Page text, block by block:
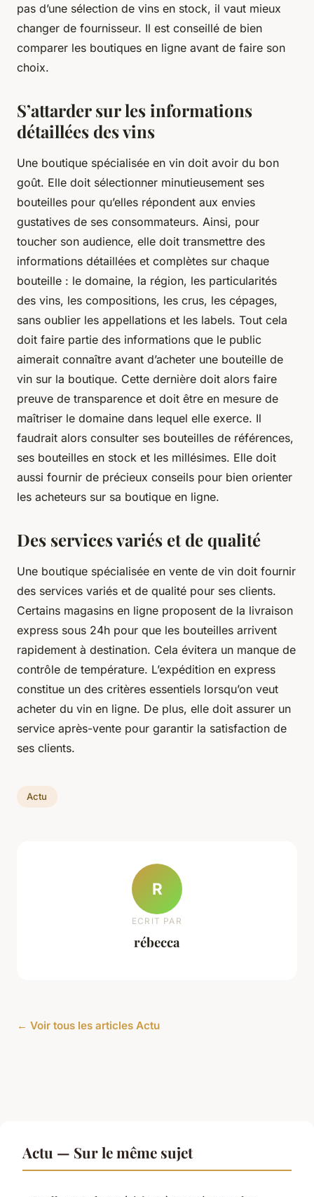
pas d’une sélection de vins en stock, il vaut mieux
changer de fournisseur. Il est conseillé de bien
comparer les boutiques en ligne avant de faire son
choix.
S’attarder sur les informations
détaillées des vins
Une boutique spécialisée en vin doit avoir du bon
goût. Elle doit sélectionner minutieusement ses
bouteilles pour qu’elles répondent aux envies
gustatives de ses consommateurs. Ainsi, pour
toucher son audience, elle doit transmettre des
informations détaillées et complètes sur chaque
bouteille : le domaine, la région, les particularités
des vins, les compositions, les crus, les cépages,
sans oublier les appellations et les labels. Tout cela
doit faire partie des informations que le public
aimerait connaître avant d’acheter une bouteille de
vin sur la boutique. Cette dernière doit alors faire
preuve de transparence et doit être en mesure de
maîtriser le domaine dans lequel elle exerce. Il
faudrait alors consulter ses bouteilles de références,
ses bouteilles en stock et les millésimes. Elle doit
aussi fournir de précieux conseils pour bien orienter
les acheteurs sur sa boutique en ligne.
Des services variés et de qualité
Une boutique spécialisée en vente de vin doit fournir
des services variés et de qualité pour ses clients.
Certains magasins en ligne proposent de la livraison
express sous 24h pour que les bouteilles arrivent
rapidement à destination. Cela évitera un manque de
contrôle de température. L’expédition en express
constitue un des critères essentiels lorsqu’on veut
acheter du vin en ligne. De plus, elle doit assurer un
service après-vente pour garantir la satisfaction de
ses clients.
Actu
R
ECRIT PAR
rébecca
← Voir tous les articles Actu
Actu — Sur le même sujet